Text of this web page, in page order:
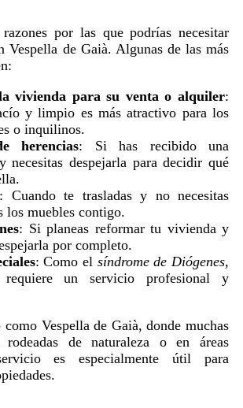
por las que podrías necesitar
Vespella de Gaià. Algunas de las más
vivienda para su venta o alquiler:
y limpio es más atractivo para los
o inquilinos.
herencias: Si has recibido una
necesitas despejarla para decidir qué
: Cuando te trasladas y no necesitas
los muebles contigo.
: Si planeas reformar tu vivienda y
por completo.
: Como el síndrome de Diógenes,
un servicio profesional y
Vespella de Gaià, donde muchas
rodeadas de naturaleza o en áreas
es especialmente útil para